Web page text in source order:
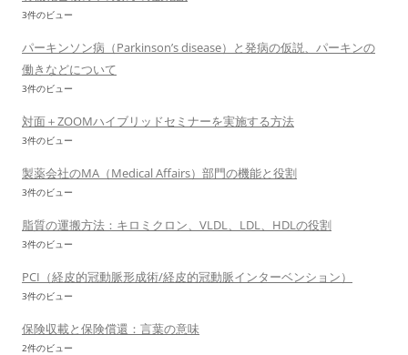
3件のビュー
パーキンソン病（Parkinson’s disease）と発病の仮説、パーキンの
働きなどについて
3件のビュー
対面＋ZOOMハイブリッドセミナーを実施する方法
3件のビュー
製薬会社のMA（Medical Affairs）部門の機能と役割
3件のビュー
脂質の運搬方法：キロミクロン、VLDL、LDL、HDLの役割
3件のビュー
PCI（経皮的冠動脈形成術/経皮的冠動脈インターベンション）
3件のビュー
保険収載と保険償還：言葉の意味
2件のビュー